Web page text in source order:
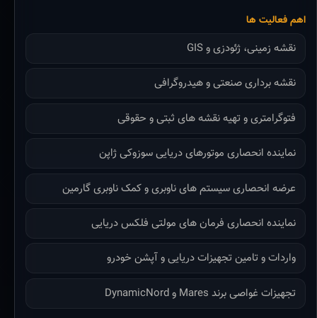
اهم فعالیت ها
نقشه زمینی، ژئودزی و GIS
نقشه برداری صنعتی و هیدروگرافی
فتوگرامتری و تهیه نقشه های ثبتی و حقوقی
نماینده انحصاری موتورهای دریایی سوزوکی ژاپن
عرضه انحصاری سیستم های ناوبری و کمک ناوبری گارمین
نماینده انحصاری فرمان های مولتی فلکس دریایی
واردات و تامین تجهیزات دریایی و آپشن خودرو
تجهیزات غواصی برند Mares و DynamicNord